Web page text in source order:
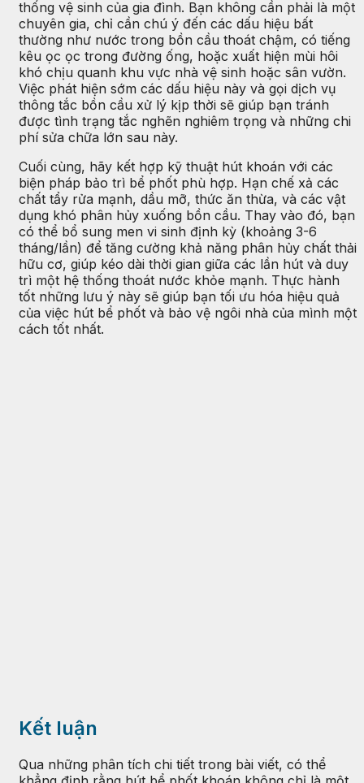
thống vệ sinh của gia đình. Bạn không cần phải là một
chuyên gia, chỉ cần chú ý đến các dấu hiệu bất
thường như nước trong bồn cầu thoát chậm, có tiếng
kêu ọc ọc trong đường ống, hoặc xuất hiện mùi hôi
khó chịu quanh khu vực nhà vệ sinh hoặc sân vườn.
Việc phát hiện sớm các dấu hiệu này và gọi dịch vụ
thông tắc bồn cầu xử lý kịp thời sẽ giúp bạn tránh
được tình trạng tắc nghẽn nghiêm trọng và những chi
phí sửa chữa lớn sau này.
Cuối cùng, hãy kết hợp kỹ thuật hút khoán với các
biện pháp bảo trì bể phốt phù hợp. Hạn chế xả các
chất tẩy rửa mạnh, dầu mỡ, thức ăn thừa, và các vật
dụng khó phân hủy xuống bồn cầu. Thay vào đó, bạn
có thể bổ sung men vi sinh định kỳ (khoảng 3-6
tháng/lần) để tăng cường khả năng phân hủy chất thải
hữu cơ, giúp kéo dài thời gian giữa các lần hút và duy
trì một hệ thống thoát nước khỏe mạnh. Thực hành
tốt những lưu ý này sẽ giúp bạn tối ưu hóa hiệu quả
của việc hút bể phốt và bảo vệ ngôi nhà của mình một
cách tốt nhất.
Kết luận
Qua những phân tích chi tiết trong bài viết, có thể